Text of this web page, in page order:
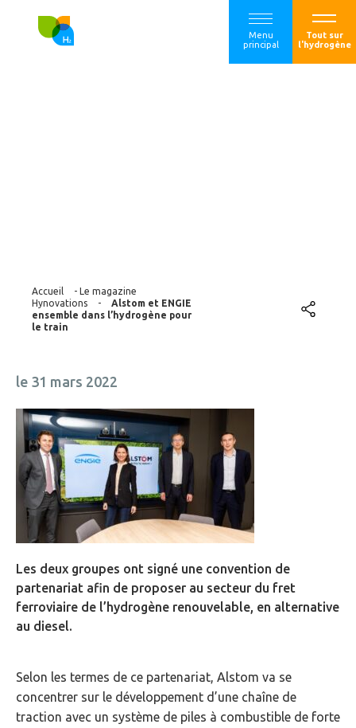
Menu
principal
Tout sur
l'hydrogène
Accueil - Le magazine
Hynovations
-
Alstom et ENGIE
ensemble dans l’hydrogène pour
le train
le 31 mars 2022
Les deux groupes ont signé une convention de
partenariat afin de proposer au secteur du fret
ferroviaire de l’hydrogène renouvelable, en alternative
au diesel.
Selon les termes de ce partenariat, Alstom va se
concentrer sur le développement d’une chaîne de
traction avec un système de piles à combustible de forte